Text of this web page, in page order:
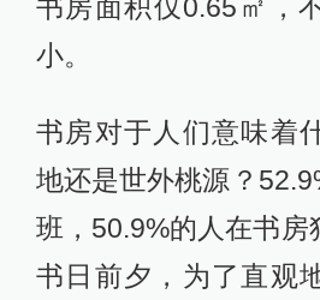
书房面积仅0.65㎡，
小。
书房对于人们意味着
地还是世外桃源？
班，50.9%的人在书
书日前夕，为了直观